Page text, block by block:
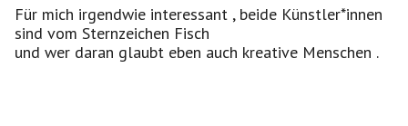
Für mich irgendwie interessant , beide Künstler*innen
sind vom Sternzeichen Fisch
und wer daran glaubt eben auch kreative Menschen .